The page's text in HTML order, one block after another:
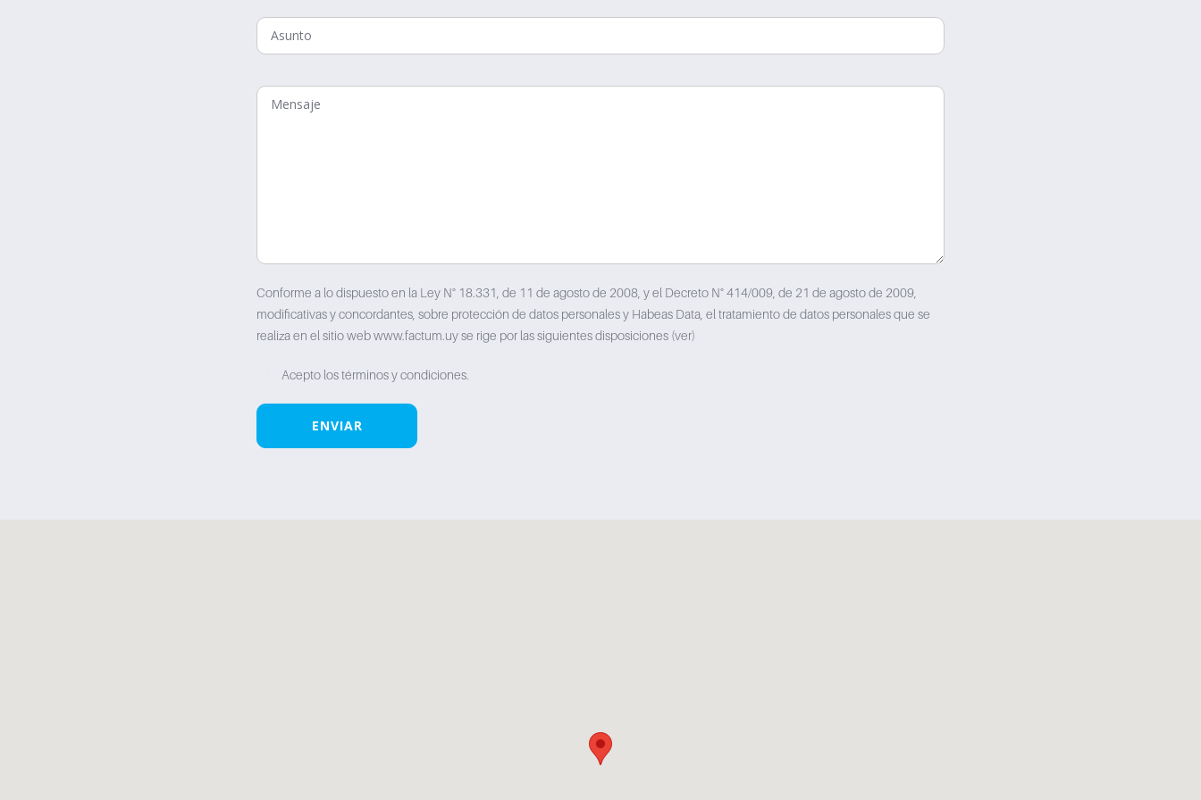
Conforme a lo dispuesto en la Ley N° 18.331, de 11 de agosto de 2008, y el Decreto N° 414/009, de 21 de agosto de 2009,
modificativas y concordantes, sobre protección de datos personales y Habeas Data, el tratamiento de datos personales que se
realiza en el sitio web www.factum.uy se rige por las siguientes disposiciones (ver)
Acepto los términos y condiciones.